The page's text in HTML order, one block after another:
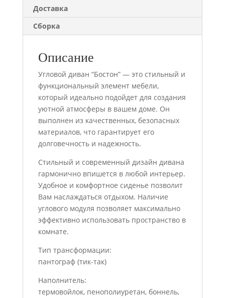
Доставка
Сборка
Описание
Угловой диван “Бостон” — это стильный и
функциональный элемент мебели,
который идеально подойдет для создания
уютной атмосферы в вашем доме. Он
выполнен из качественных, безопасных
материалов, что гарантирует его
долговечность и надежность.
Стильный и современный дизайн дивана
гармонично впишется в любой интерьер.
Удобное и комфортное сиденье позволит
Вам наслаждаться отдыхом. Наличие
углового модуля позволяет максимально
эффективно использовать пространство в
комнате.
Тип трансформации:
пантограф (тик-так)
Наполнитель:
термовойлок, пенополиуретан, боннель,